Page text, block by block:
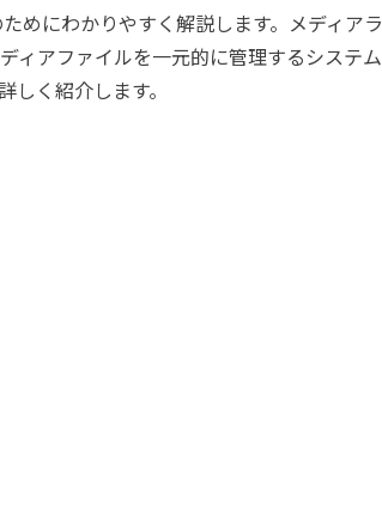
めにわかりやすく解説します。メディアラ
ィアファイルを一元的に管理するシステム
く紹介します。